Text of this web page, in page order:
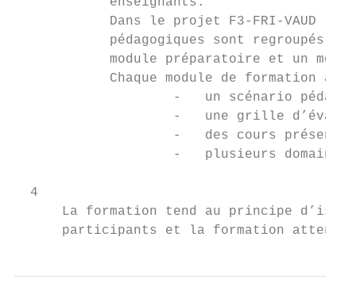
Dans le projet F3-FRI-VAUD ,
pédagogiques sont regroupés
module préparatoire et un
Chaque module de formation
-   un scénario
-   une grille
-   des cours
-   plusieurs domaines
  4
La formation tend au principe
participants et la formation